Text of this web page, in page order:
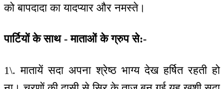
को बापदादा का यादप्यार और नमस्ते।
पार्टियों के साथ - माताओं के ग्रुप से:-
1\. मातायें सदा अपना श्रेष्ठ भाग्य देख हर्षित रहती हो